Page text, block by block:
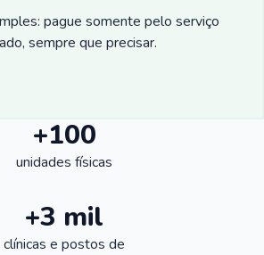
pague somente pelo serviço
sempre que precisar.
+100
unidades físicas
+3 mil
clínicas e postos de